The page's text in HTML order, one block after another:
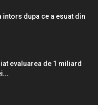
intors dupa ce a esuat din
evaluarea de 1 miliard